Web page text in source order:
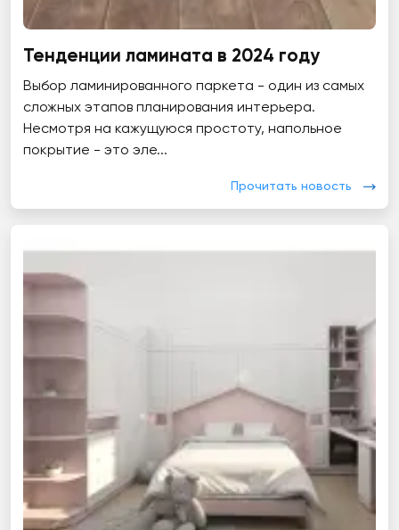
Тенденции ламината в 2024 году
Выбор ламинированного паркета - один из самых
сложных этапов планирования интерьера.
Несмотря на кажущуюся простоту, напольное
покрытие - это эле...
Прочитать новость